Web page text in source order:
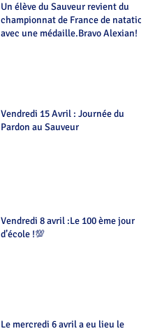
Un élève du Sauveur revient du
championnat de France de natation
avec une médaille.Bravo Alexian!
Vendredi 15 Avril : Journée du
Pardon au Sauveur
Vendredi 8 avril :Le 100 ème jour
d’école !💯
Le mercredi 6 avril a eu lieu le